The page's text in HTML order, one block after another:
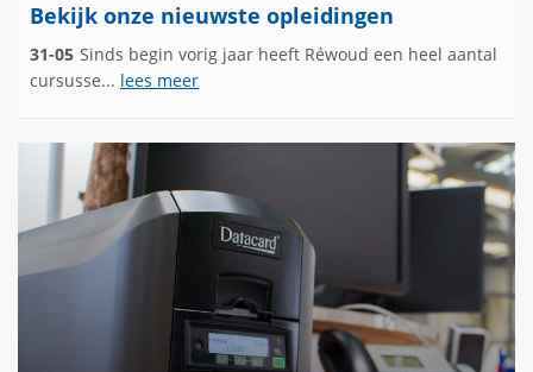
Bekijk onze nieuwste opleidingen
31-05 Sinds begin vorig jaar heeft Réwoud een heel aantal
cursusse... lees meer